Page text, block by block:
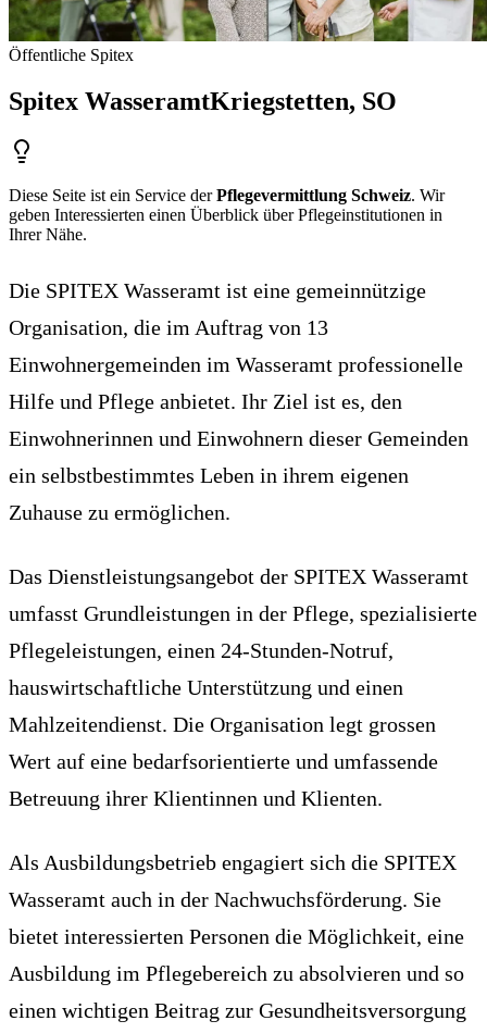
Öffentliche Spitex
Spitex WasseramtKriegstetten, SO
Diese Seite ist ein Service derPflegevermittlung Schweiz. Wir
geben Interessierten einen Überblick über Pflegeinstitutionen in
Ihrer Nähe.
Die SPITEX Wasseramt ist eine gemeinnützige
Organisation, die im Auftrag von 13
Einwohnergemeinden im Wasseramt professionelle
Hilfe und Pflege anbietet. Ihr Ziel ist es, den
Einwohnerinnen und Einwohnern dieser Gemeinden
ein selbstbestimmtes Leben in ihrem eigenen
Zuhause zu ermöglichen.
Das Dienstleistungsangebot der SPITEX Wasseramt
umfasst Grundleistungen in der Pflege, spezialisierte
Pflegeleistungen, einen 24-Stunden-Notruf,
hauswirtschaftliche Unterstützung und einen
Mahlzeitendienst. Die Organisation legt grossen
Wert auf eine bedarfsorientierte und umfassende
Betreuung ihrer Klientinnen und Klienten.
Als Ausbildungsbetrieb engagiert sich die SPITEX
Wasseramt auch in der Nachwuchsförderung. Sie
bietet interessierten Personen die Möglichkeit, eine
Ausbildung im Pflegebereich zu absolvieren und so
einen wichtigen Beitrag zur Gesundheitsversorgung